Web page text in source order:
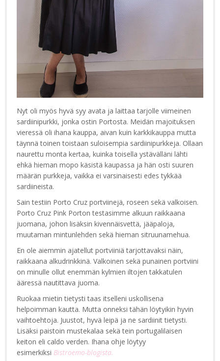
Nyt oli myös hyvä syy avata ja laittaa tarjolle viimeinen
sardiinipurkki, jonka ostin Portosta. Meidän majoituksen
vieressä oli ihana kauppa, aivan kuin karkkikauppa mutta
täynnä toinen toistaan suloisempia sardiinipurkkeja. Ollaan
naurettu monta kertaa, kuinka toisella ystävälläni lähti
ehkä hieman mopo käsistä kaupassa ja hän osti suuren
määrän purkkeja, vaikka ei varsinaisesti edes tykkää
sardiineista.
Sain testiin Porto Cruz portviinejä, roseen sekä valkoisen.
Porto Cruz Pink Porton testasimme alkuun raikkaana
juomana, johon lisäksin kivennäisvettä, jääpaloja,
muutaman mintunlehden sekä hieman sitruunamehua.
En ole aiemmin ajatellut portviiniä tarjottavaksi näin,
raikkaana alkudrinkkinä. Valkoinen sekä punainen portviini
on minulle ollut enemmän kylmien iltojen takkatulen
ääressä nautittava juoma.
Ruokaa mietin tietysti taas itselleni uskollisena
helpoimman kautta. Mutta onneksi tähän löytyikin hyvin
vaihtoehtoja. Juustot, hyvä leipä ja ne sardiinit tietysti.
Lisäksi paistoin mustekalaa sekä tein portugalilaisen
keiton eli caldo verden. Ihana ohje löytyy
esimerkiksi Bistroemo-blogista.